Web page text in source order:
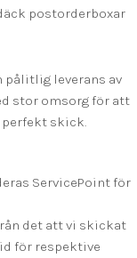
pålitlig leverans av
stor omsorg för att
skick.
ServicePoint för
det att vi skickat
för respektive